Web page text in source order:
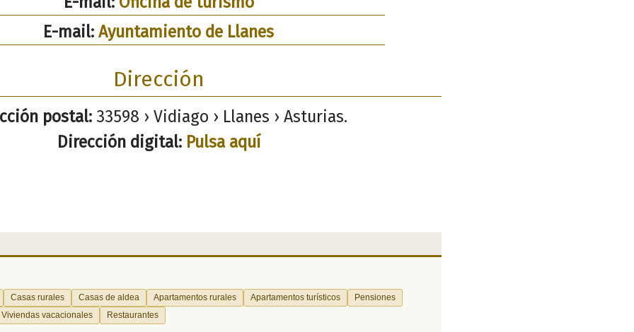
E-mail: Ayuntamiento de Llanes
Dirección
postal: 33598 › Vidiago › Llanes › Asturias.
Dirección digital: Pulsa aquí